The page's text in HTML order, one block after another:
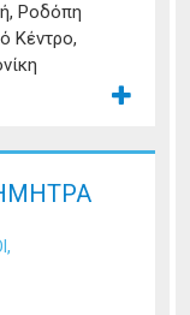
Ροδόπη
Κέντρο,
,